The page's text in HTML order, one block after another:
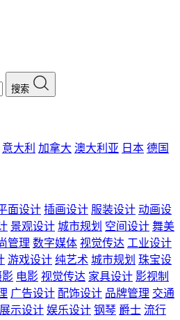
搜索
意大利 加拿大 澳大利亚 日本 德国
面设计 插画设计 服装设计 动画设
景观设计 城市规划 空间设计 舞美
管理 数字媒体 视觉传达 工业设计
游戏设计 纯艺术 城市规划 珠宝设
影 电影 视觉传达 家具设计 影视制
广告设计 配饰设计 品牌管理 交通
展示设计 娱乐设计 钢琴 爵士 流行